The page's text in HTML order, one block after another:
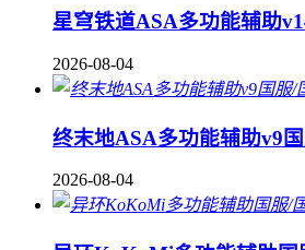
星穹铁道ASA多功能辅助
2026-08-04
终末地ASA多功能辅助v9
2026-08-04